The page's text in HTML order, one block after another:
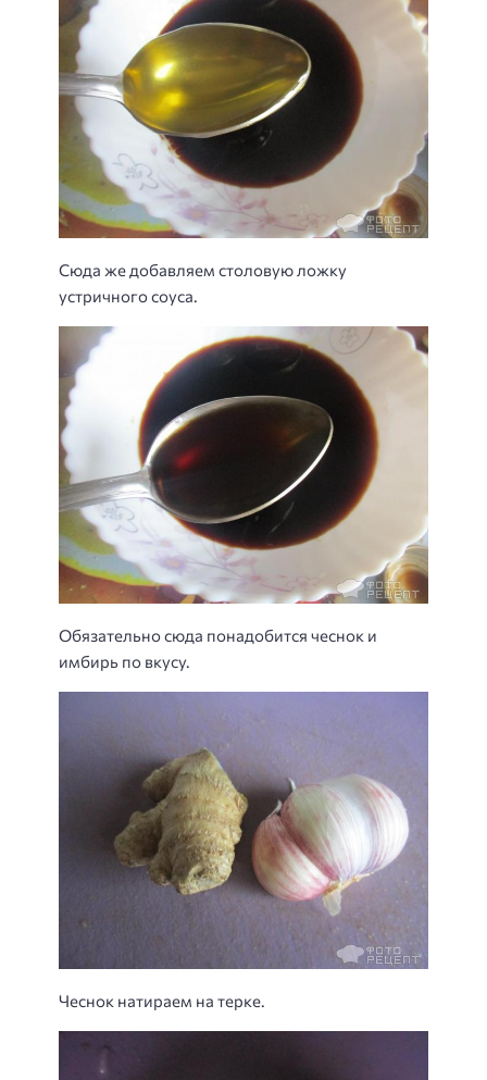
Сюда же добавляем столовую ложку
устричного соуса.
Обязательно сюда понадобится чеснок и
имбирь по вкусу.
Чеснок натираем на терке.